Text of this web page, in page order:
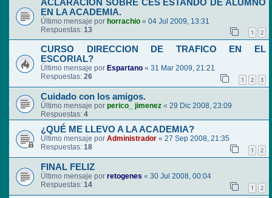
ACLARACION SOBRE CES ESTANDO DE ALUMNO
EN LA ACADEMIA.
Último mensaje por horrachio « 04 Jul 2009, 13:31
Respuestas: 13 1 2
CURSO DIRECCION DE TRAFICO EN EL
ESCORIAL?
Último mensaje por Espartano « 31 Mar 2009, 21:21
Respuestas: 26 1 2 3
Cuidado con los amigos.
Último mensaje por perico_ jimenez « 29 Dic 2008, 23:09
Respuestas: 4
¿QUÉ ME LLEVO A LA ACADEMIA?
Último mensaje por Administrador « 27 Sep 2008, 21:35
Respuestas: 18 1 2
FINAL FELIZ
Último mensaje por retogenes « 30 Jul 2008, 00:04
Respuestas: 14 1 2